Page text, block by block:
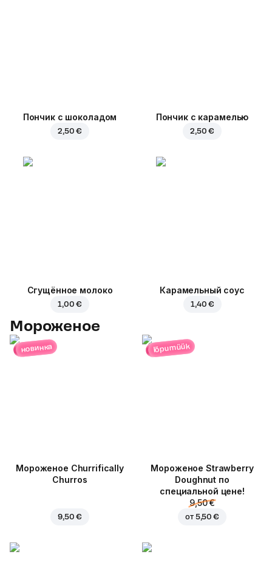
Пончик с шоколадом
2,50 €
Пончик с карамелью
2,50 €
Сгущённое молоко
1,00 €
Карамельный соус
1,40 €
Мороженое
новинка
Мороженое Churrifically
Churros
9,50 €
lõpumüük
Мороженое Strawberry
Doughnut по
специальной цене!
9,50 €
от 5,50 €